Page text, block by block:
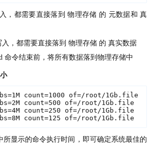
，都需要直接落到 物理存储 的 元数据和 真
入，都需要直接落到 物理存储 的 真实数据
命令结束前，将所有数据落到物理存储中
count=1000 of=/root/1Gb.file
count=500 of=/root/1Gb.file
count=250 of=/root/1Gb.file
count=125 of=/root/1Gb.file
所显示的命令执行时间，即可确定系统最佳的